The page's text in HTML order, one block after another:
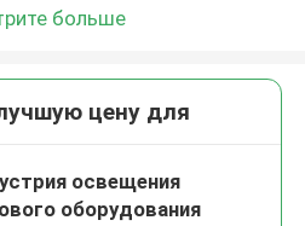
больше
цену для
освещения
оборудования